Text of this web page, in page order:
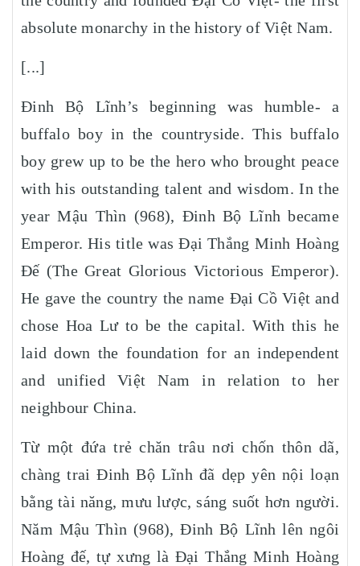
absolute monarchy in the history of Việt Nam.
[...]
Đinh Bộ Lĩnh’s beginning was humble- a
buffalo boy in the countryside. This buffalo
boy grew up to be the hero who brought peace
with his outstanding talent and wisdom. In the
year Mậu Thìn (968), Đinh Bộ Lĩnh became
Emperor. His title was Đại Thắng Minh Hoàng
Đế (The Great Glorious Victorious Emperor).
He gave the country the name Đại Cồ Việt and
chose Hoa Lư to be the capital. With this he
laid down the foundation for an independent
and unified Việt Nam in relation to her
neighbour China.
Từ một đứa trẻ chăn trâu nơi chốn thôn dã,
chàng trai Đinh Bộ Lĩnh đã dẹp yên nội loạn
bằng tài năng, mưu lược, sáng suốt hơn người.
Năm Mậu Thìn (968), Đinh Bộ Lĩnh lên ngôi
Hoàng đế, tự xưng là Đại Thắng Minh Hoàng